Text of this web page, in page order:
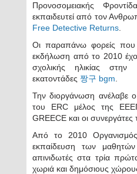
Προνοσομειακής
εκπαιδευτεί από τον
Free Detective Returns
Οι παραπάνω φορείς
εκδήλωση από το 2010
σχολικής ηλικίας
εκατοντάδες 짱구 bgm
Την διοργάνωση ανέλαβε
του ERC μέλος της
GREECE και οι
Από το 2010
εκπαίδευση των
απινιδωτές στα τρία
χωριά και δημόσιους